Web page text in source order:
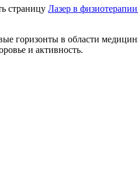
страницу Лазер в
горизонты в области
и активность.